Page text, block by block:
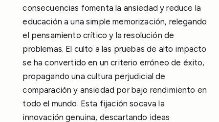
consecuencias fomenta la ansiedad y reduce la
educación a una simple memorización, relegando
el pensamiento crítico y la resolución de
problemas. El culto a las pruebas de alto impacto
se ha convertido en un criterio erróneo de éxito,
propagando una cultura perjudicial de
comparación y ansiedad por bajo rendimiento en
todo el mundo. Esta fijación socava la
innovación genuina, descartando ideas